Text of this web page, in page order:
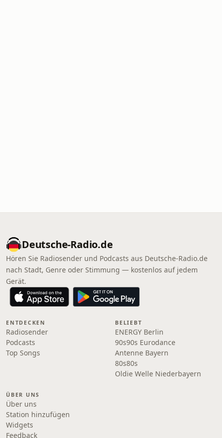
Deutsche-Radio.de
Hören Sie Radiosender und Podcasts aus Deutsche-Radio.de
nach Stadt, Genre oder Stimmung — kostenlos auf jedem
Gerät.
ENTDECKEN
Radiosender
Podcasts
Top Songs
BELIEBT
ENERGY Berlin
90s90s Eurodance
Antenne Bayern
80s80s
Oldie Welle Niederbayern
ÜBER UNS
Über uns
Station hinzufügen
Widgets
Feedback